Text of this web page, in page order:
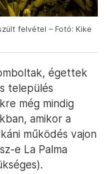
felvétel – Fotó: Kike
égettek
település
még mindig
amikor a
működés vajon
e La Palma